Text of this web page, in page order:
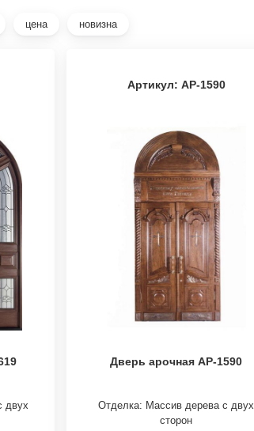
цена новизна
двух
Артикул: АР-1590
Дверь арочная АР-1590
Отделка: Массив дерева с двух
сторон